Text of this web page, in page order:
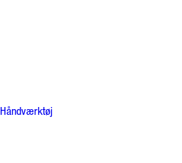
Håndværktøj